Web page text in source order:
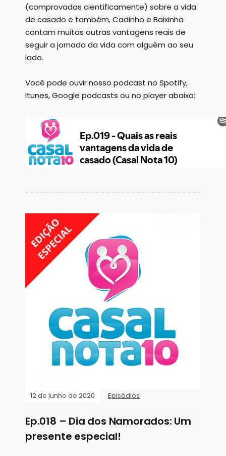
(comprovadas cientificamente) sobre a vida
de casado e também, Cadinho e Baixinha
contam muitas outras vantagens reais de
seguir a jornada da vida com alguém ao seu
lado.
Você pode ouvir nosso podcast no Spotify,
Itunes, Google podcasts ou no player abaixo:
12 de junho de 2020 Episódios
Ep.018 – Dia dos Namorados: Um
presente especial!